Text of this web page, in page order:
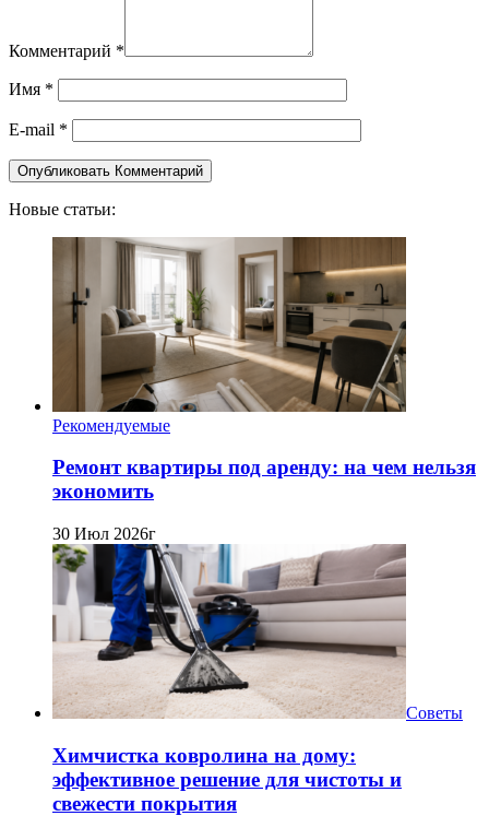
Комментарий *
Имя *
E-mail *
Новые статьи:
Рекомендуемые
Ремонт квартиры под аренду: на чем нельзя
экономить
30 Июл 2026г
Советы
Химчистка ковролина на дому:
эффективное решение для чистоты и
свежести покрытия